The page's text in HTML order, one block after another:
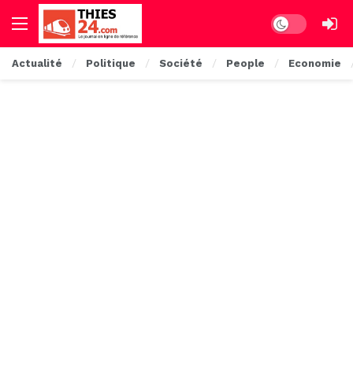
Dark mode
Actualité Politique Société People Economie